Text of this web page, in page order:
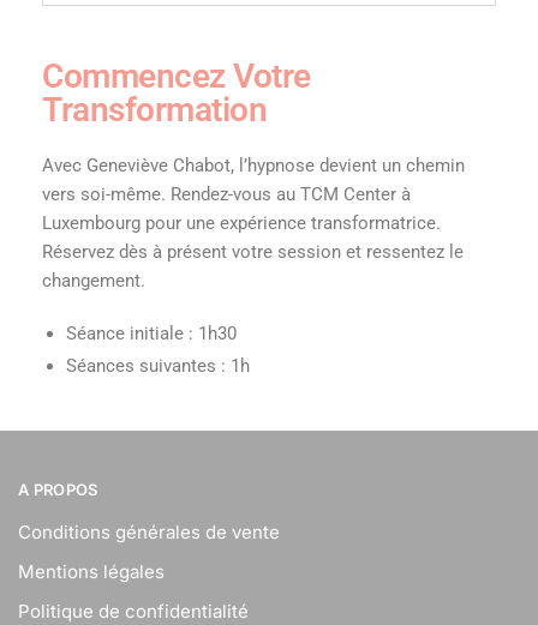
Commencez Votre
Transformation
Avec Geneviève Chabot, l’hypnose devient un chemin
vers soi-même. Rendez-vous au TCM Center à
Luxembourg pour une expérience transformatrice.
Réservez dès à présent votre session et ressentez le
changement.
Séance initiale : 1h30
Séances suivantes : 1h
A PROPOS
Conditions générales de vente
Mentions légales
Politique de confidentialité